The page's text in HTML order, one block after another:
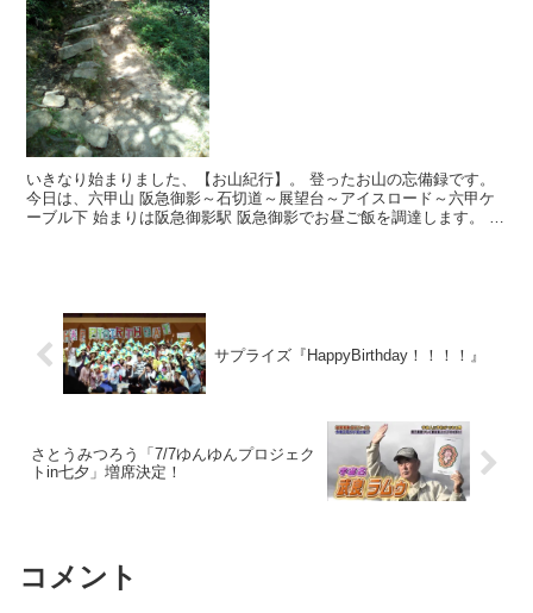
いきなり始まりました、【お山紀行】。 登ったお山の忘備録です。
今日は、六甲山 阪急御影～石切道～展望台～アイスロード～六甲ケ
ーブル下 始まりは阪急御影駅 阪急御影でお昼ご飯を調達します。 今
サプライズ『HappyBirthday！！！！』
さとうみつろう「7/7ゆんゆんプロジェク
トin七夕」増席決定！
コメント